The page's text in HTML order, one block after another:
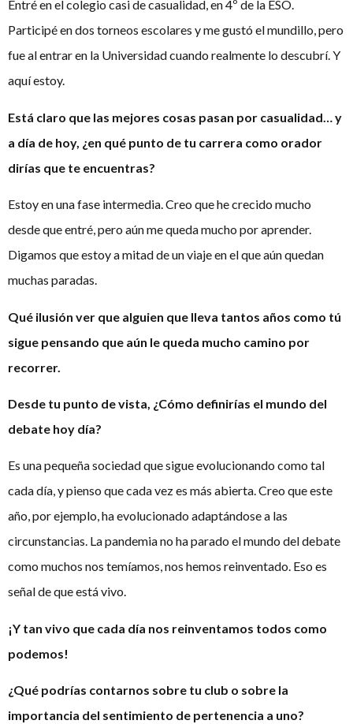
Entré en el colegio casi de casualidad, en 4º de la ESO.
Participé en dos torneos escolares y me gustó el mundillo, pero
fue al entrar en la Universidad cuando realmente lo descubrí. Y
aquí estoy.
Está claro que las mejores cosas pasan por casualidad… y
a día de hoy, ¿en qué punto de tu carrera como orador
dirías que te encuentras?
Estoy en una fase intermedia. Creo que he crecido mucho
desde que entré, pero aún me queda mucho por aprender.
Digamos que estoy a mitad de un viaje en el que aún quedan
muchas paradas.
Qué ilusión ver que alguien que lleva tantos años como tú
sigue pensando que aún le queda mucho camino por
recorrer.
Desde tu punto de vista, ¿Cómo definirías el mundo del
debate hoy día?
Es una pequeña sociedad que sigue evolucionando como tal
cada día, y pienso que cada vez es más abierta. Creo que este
año, por ejemplo, ha evolucionado adaptándose a las
circunstancias. La pandemia no ha parado el mundo del debate
como muchos nos temíamos, nos hemos reinventado. Eso es
señal de que está vivo.
¡Y tan vivo que cada día nos reinventamos todos como
podemos!
¿Qué podrías contarnos sobre tu club o sobre la
importancia del sentimiento de pertenencia a uno?